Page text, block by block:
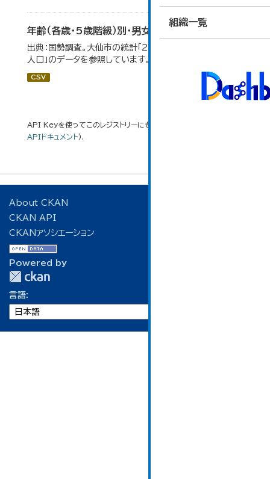
組織一覧
年齢（各歳・5歳階級）別・男女別人口
出典：国勢調査。大仙市の統計「2-1 年齢（各歳）別・男女別
人口」のデータを参照しています。
CSV
API Keyを使ってこのレジストリーにもアクセス可能です
APIドキュメント).
About CKAN
CKAN API
CKANアソシエーション
Powered by
言語